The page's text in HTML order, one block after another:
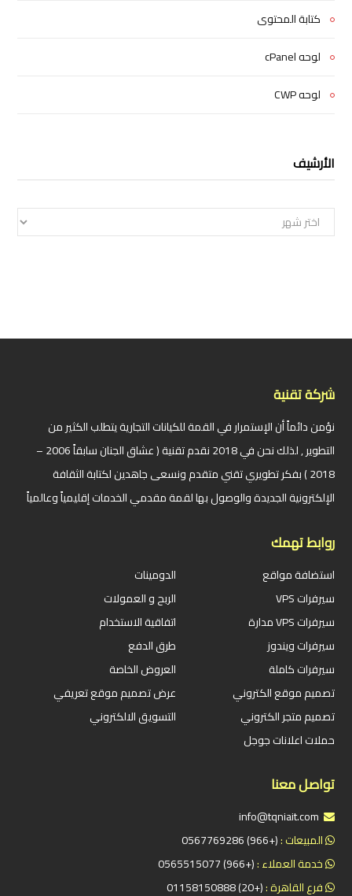
كتابة المحتوى
لوحه cPanel
لوحه CWP
الأرشيف
الأرشيف
شركة تقنية
نؤمن دائماً أن الإستمرار في القمة للكيانات التجارية يتطلب الكثير من
التطوير , لذلك نحن في 2018 نقدم تقنية ( عشاق الجنان سابقاً 2006 –
2018 ) بفكر تطويري تقني متقدم ونسعى جاهدين لكتابة الثقافة
الإلكترونية الجديدة والوصول بها لقمة مقدمي الخدمات إقليمياً وعالمياً
روابط تهمك
استضافة مواقع
سيرفرات VPS
سيرفرات VPS مدارة
سيرفرات ويندوز
سيرفرات كاملة
تصميم موقع الكتروني
تصميم متجر الكتروني
حملات اعلانات جوجل
الدومينات
الربح و العمولات
اتفاقية الاستخدام
طرق الدفع
العروض الخاصة
عرض تصميم موقع تعريفي
التسويق الالكتروني
تواصل معنا
المبيعات :(+966) 0567769286
خدمة العملاء :(+966) 0565515077
فرع القاهرة :(+20) 01158150888